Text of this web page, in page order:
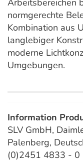
Arbeitsbereichen
normgerechte
Kombination aus
langlebiger
moderne
Umgebungen.
Information
SLV GmbH,
Palenberg,
(0)2451 4833 - 0